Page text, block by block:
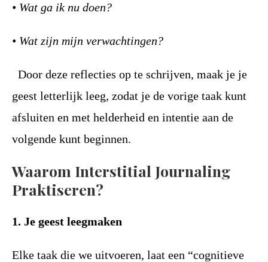
• Wat ga ik nu doen?
• Wat zijn mijn verwachtingen?
Door deze reflecties op te schrijven, maak je je
geest letterlijk leeg, zodat je de vorige taak kunt
afsluiten en met helderheid en intentie aan de
volgende kunt beginnen.
Waarom Interstitial Journaling
Praktiseren?
1. Je geest leegmaken
Elke taak die we uitvoeren, laat een “cognitieve